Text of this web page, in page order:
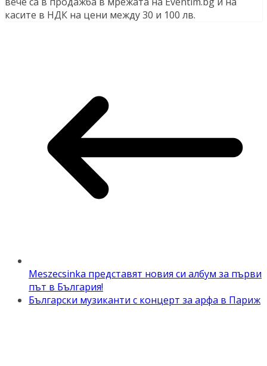
касите в НДК на цени между 30 и 100 лв.
Meszecsinka представят новия си албум за първи
път в България!
Български музиканти с концерт за арфа в Париж